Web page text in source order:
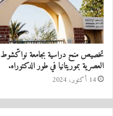
تخصيص منح دراسية بجامعة نواكّشوط
العصرية بموريتانيا في طور الدكتوراه.
14 أكتوبر، 2024